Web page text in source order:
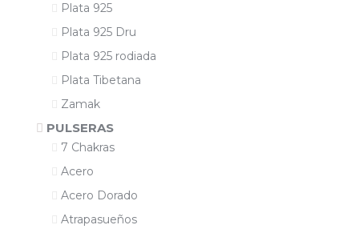
Plata 925
Plata 925 Dru
Plata 925 rodiada
Plata Tibetana
Zamak
PULSERAS
7 Chakras
Acero
Acero Dorado
Atrapasueños